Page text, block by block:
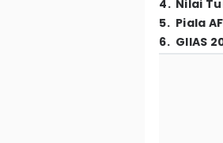
4. Nilai
5. Piala
6. GIIAS